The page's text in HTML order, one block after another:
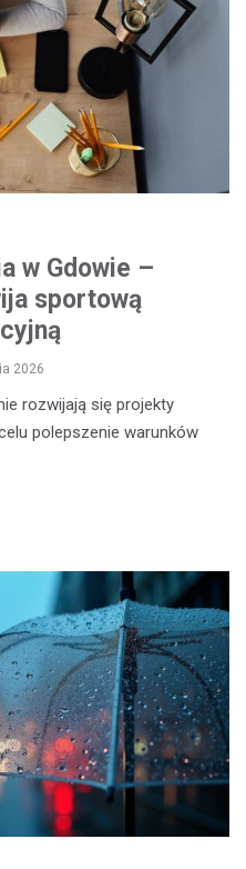
w Gdowie –
sportową
2026
rozwijają się projekty
polepszenie warunków